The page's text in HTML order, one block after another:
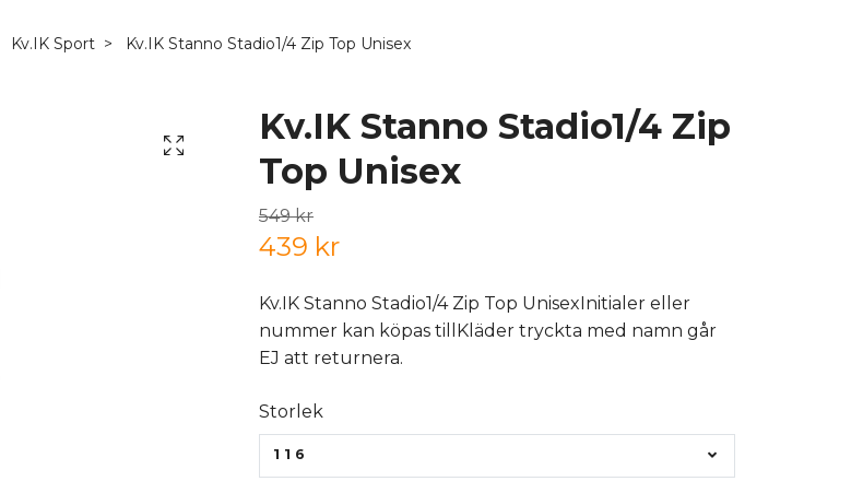
Kv.IK Sport Kv.IK Stanno Stadio1/4 Zip Top Unisex
Kv.IK Stanno Stadio1/4 Zip
Top Unisex
549 kr
439 kr
Kv.IK Stanno Stadio1/4 Zip Top UnisexInitialer eller
nummer kan köpas tillKläder tryckta med namn går
EJ att returnera.
Storlek
116